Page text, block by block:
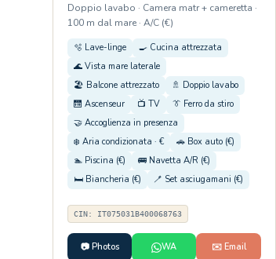
Doppio lavabo · Camera matr + cameretta ·
100 m dal mare · A/C (€)
🫧 Lave-linge
🍳 Cucina attrezzata
🌊 Vista mare laterale
🏖️ Balcone attrezzato
🚿 Doppio lavabo
🛗 Ascenseur
📺 TV
👔 Ferro da stiro
🤝 Accoglienza in presenza
❄️ Aria condizionata · €
🚗 Box auto (€)
🏊 Piscina (€)
🚌 Navetta A/R (€)
🛏️ Biancheria (€)
🪥 Set asciugamani (€)
CIN: IT075031B400068763
📷 Photos WA ✉️ Email